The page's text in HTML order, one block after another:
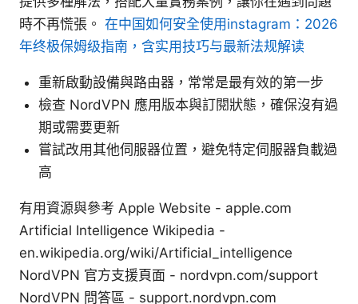
時不再慌張。 在中国如何安全使用instagram：2026
年终极保姆级指南，含实用技巧与最新法规解读
重新啟動設備與路由器，常常是最有效的第一步
檢查 NordVPN 應用版本與訂閱狀態，確保沒有過
期或需要更新
嘗試改用其他伺服器位置，避免特定伺服器負載過
高
有用資源與參考 Apple Website - apple.com
Artificial Intelligence Wikipedia -
en.wikipedia.org/wiki/Artificial_intelligence
NordVPN 官方支援頁面 - nordvpn.com/support
NordVPN 問答區 - support.nordvpn.com